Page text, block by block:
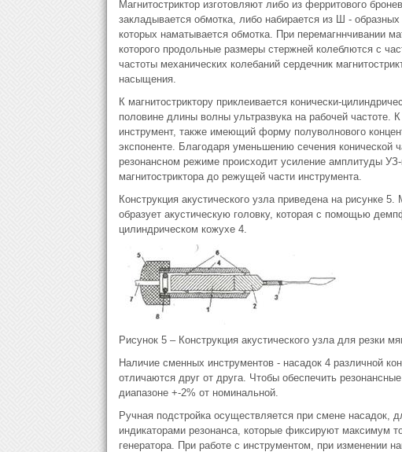
Магнитостриктор изготовляют либо из ферритового
закладывается обмотка, либо набирается из Ш -
которых наматывается обмотка. При перемагннчивании
которого продольные размеры стержней колеблются с
частоты механических колебаний сердечник
насыщения.
К магнитостриктору приклеивается конически-
половине длины волны ультразвука на рабочей
инструмент, также имеющий форму полуволнового
экспоненте. Благодаря уменьшению сечения конической
резонансном режиме происходит усиление амплитуды
магнитостриктора до режущей части инструмента.
Конструкция акустического узла приведена на рисунке
образует акустическую головку, которая с помощью
цилиндрическом кожухе 4.
Рисунок 5 – Конструкция акустического узла для резки
Наличие сменных инструментов - насадок 4 различной
отличаются друг от друга. Чтобы обеспечить
диапазоне +-2% от номинальной.
Ручная подстройка осуществляется при смене насадок,
индикаторами резонанса, которые фиксируют максимум
генератора. При работе с инструментом, при изменении